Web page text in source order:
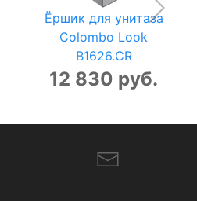
Ёршик для унитаза
Colombo Look
B1626.CR
12 830 руб.